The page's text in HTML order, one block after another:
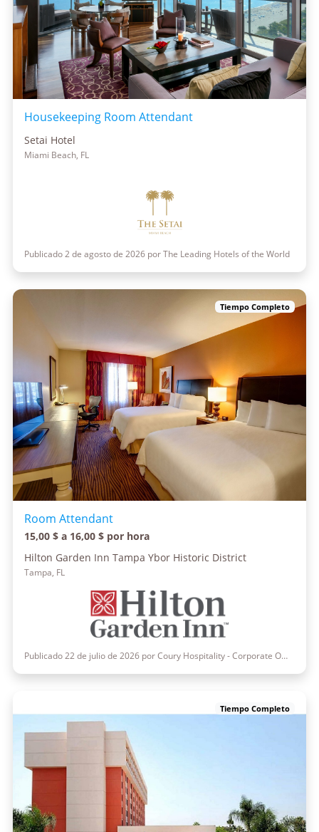
Housekeeping Room Attendant
Setai Hotel
Miami Beach, FL
Publicado 2 de agosto de 2026 por The Leading Hotels of the World
Tiempo Completo
Room Attendant
15,00 $ a 16,00 $ por hora
Hilton Garden Inn Tampa Ybor Historic District
Tampa, FL
Publicado 22 de julio de 2026 por Coury Hospitality - Corporate Office
Tiempo Completo